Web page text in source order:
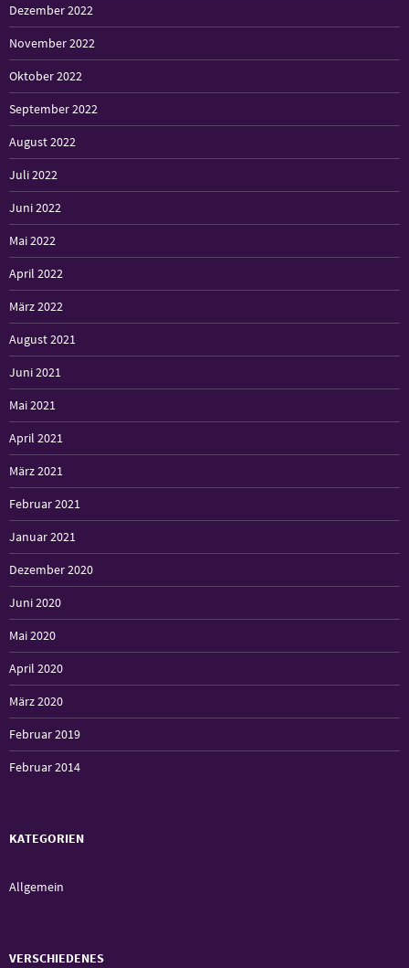
Dezember 2022
November 2022
Oktober 2022
September 2022
August 2022
Juli 2022
Juni 2022
Mai 2022
April 2022
März 2022
August 2021
Juni 2021
Mai 2021
April 2021
März 2021
Februar 2021
Januar 2021
Dezember 2020
Juni 2020
Mai 2020
April 2020
März 2020
Februar 2019
Februar 2014
KATEGORIEN
Allgemein
VERSCHIEDENES